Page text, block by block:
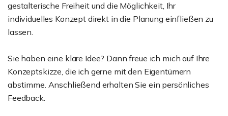
gestalterische Freiheit und die Möglichkeit, Ihr
individuelles Konzept direkt in die Planung einfließen zu
lassen.
Sie haben eine klare Idee? Dann freue ich mich auf Ihre
Konzeptskizze, die ich gerne mit den Eigentümern
abstimme. Anschließend erhalten Sie ein persönliches
Feedback.